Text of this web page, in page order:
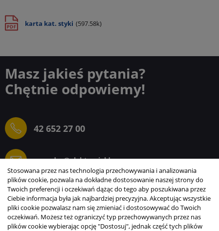
karta kat. styki (597.58k)
Masz jakieś pytania?
Chętnie odpowiemy!
42 652 27 00
sprzedaz@elektrogielda.com
ELEKTROGIEŁDA SZ.ŻACZKIEWICZ; M.KARLIŃSKI
SP.J.
Stosowana przez nas technologia przechowywania i analizowania
plików cookie, pozwala na dokładne dostosowanie naszej strony do
Twoich preferencji i oczekiwań dążąc do tego aby poszukiwana przez
Ciebie informacja była jak najbardziej precyzyjna. Akceptując wszystkie
pliki cookie pozwalasz nam się zmieniać i dostosowywać do Twoich
oczekiwań. Możesz też ograniczyć typ przechowywanych przez nas
plików cookie wybierając opcję "Dostosuj", jednak część tych plików